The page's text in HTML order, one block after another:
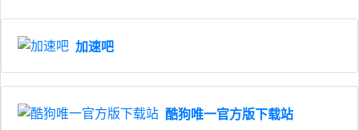
加速吧
酷狗唯一官方版下载站